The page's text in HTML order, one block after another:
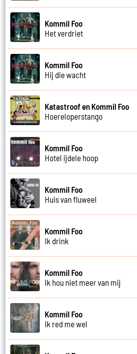
Kommil Foo
Het verdriet
Kommil Foo
Hij die wacht
Katastroof en Kommil Foo
Hoereloperstango
Kommil Foo
Hotel ijdele hoop
Kommil Foo
Huis van fluweel
Kommil Foo
Ik drink
Kommil Foo
Ik hou niet meer van mij
Kommil Foo
Ik red me wel